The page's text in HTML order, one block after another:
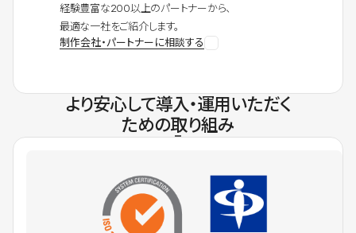
経験豊富な200以上のパートナーから、
最適な一社をご紹介します。
制作会社・パートナーに相談する
より安心して導入・運用いただく
ための取り組み